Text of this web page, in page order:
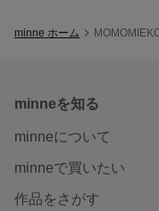
minne ホーム
minneを知る
minneについて
minneで買いたい
作品をさがす